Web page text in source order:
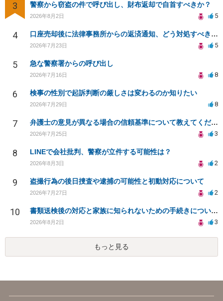
3 警察から窃盗の件で呼び出し、財布返却で自首すべきか？
2026年8月2日 5
4 口座売却後に法律事務所からの返済通知、どう対処すべきか？
2026年7月23日 5
5 急な警察署からの呼び出し
2026年7月16日 8
6 検事の性別で起訴判断の厳しさは変わるのか知りたい
2026年7月29日 8
7 弁護士の意見が異なる場合の信頼基準について教えてください
2026年7月25日 3
8 LINEで会社批判、警察が立件する可能性は？
2026年8月3日 2
9 盗撮行為の後日捜査や逮捕の可能性と初動対応について
2026年7月27日 2
10 書類送検後の対応と家族に知られないための手続きについて相談
2026年8月2日 3
もっと見る